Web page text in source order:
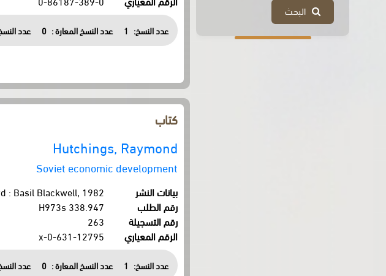
البحث
عدد النسخ: 1 عدد النسخ المعارة : 0 عدد
كتاب
Hutchings, Raymond
Soviet economic development
بيانات النشر
: Basil Blackwell, 1982.
رقم الطلب
338.947 H973s
رقم التسجيلة
263
الرقم المعياري
0-631-12795-x
عدد النسخ: 1 عدد النسخ المعارة : 0 عدد